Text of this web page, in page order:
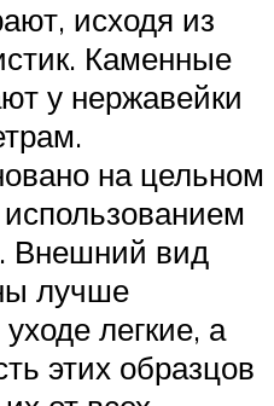
исходя из
Каменные
у нержавейки
на цельном
использованием
Внешний вид
лучше
легкие, а
этих образцов